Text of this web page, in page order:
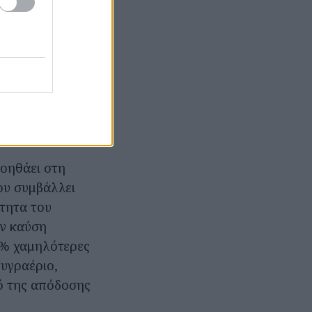
ουσιών
στη
συμβάλλει
του
καύση
χαμηλότερες
της απόδοσης